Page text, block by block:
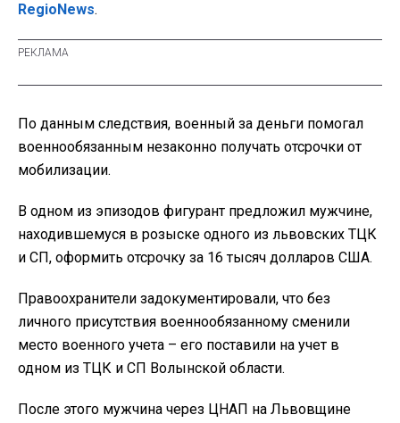
RegioNews.
По данным следствия, военный за деньги помогал
военнообязанным незаконно получать отсрочки от
мобилизации.
В одном из эпизодов фигурант предложил мужчине,
находившемуся в розыске одного из львовских ТЦК
и СП, оформить отсрочку за 16 тысяч долларов США.
Правоохранители задокументировали, что без
личного присутствия военнообязанному сменили
место военного учета – его поставили на учет в
одном из ТЦК и СП Волынской области.
После этого мужчина через ЦНАП на Львовщине